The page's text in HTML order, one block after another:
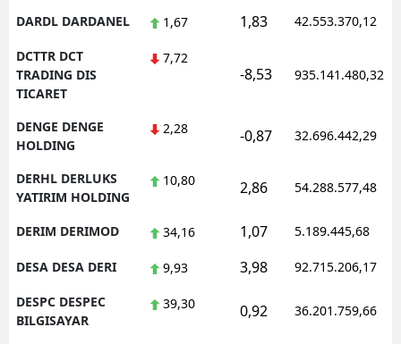
DARDL DARDANEL 1,67 1,83 42.553.370,12
DCTTR DCT
TRADING DIS
TICARET
7,72
-8,53 935.141.480,32
DENGE DENGE
HOLDING
2,28 -0,87 32.696.442,29
DERHL DERLUKS
YATIRIM HOLDING
10,80 2,86 54.288.577,48
DERIM DERIMOD 34,16 1,07 5.189.445,68
DESA DESA DERI 9,93 3,98 92.715.206,17
DESPC DESPEC
BILGISAYAR
39,30 0,92 36.201.759,66